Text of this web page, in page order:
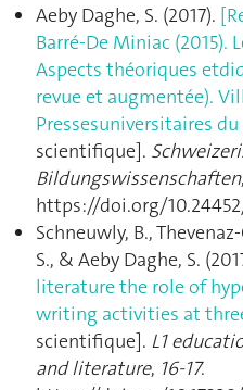
Aeby Daghe, S. (2017).
Barré-De Miniac (2015).
Aspects théoriques
revue et augmentée).
Pressesuniversitaires
scientifique].
Bildungswissenschaften,
https://doi.org/
Schneuwly, B.,
S., & Aeby Daghe, S.
literature the role of
writing activities at
scientifique]. L1
and literature, 16-17.